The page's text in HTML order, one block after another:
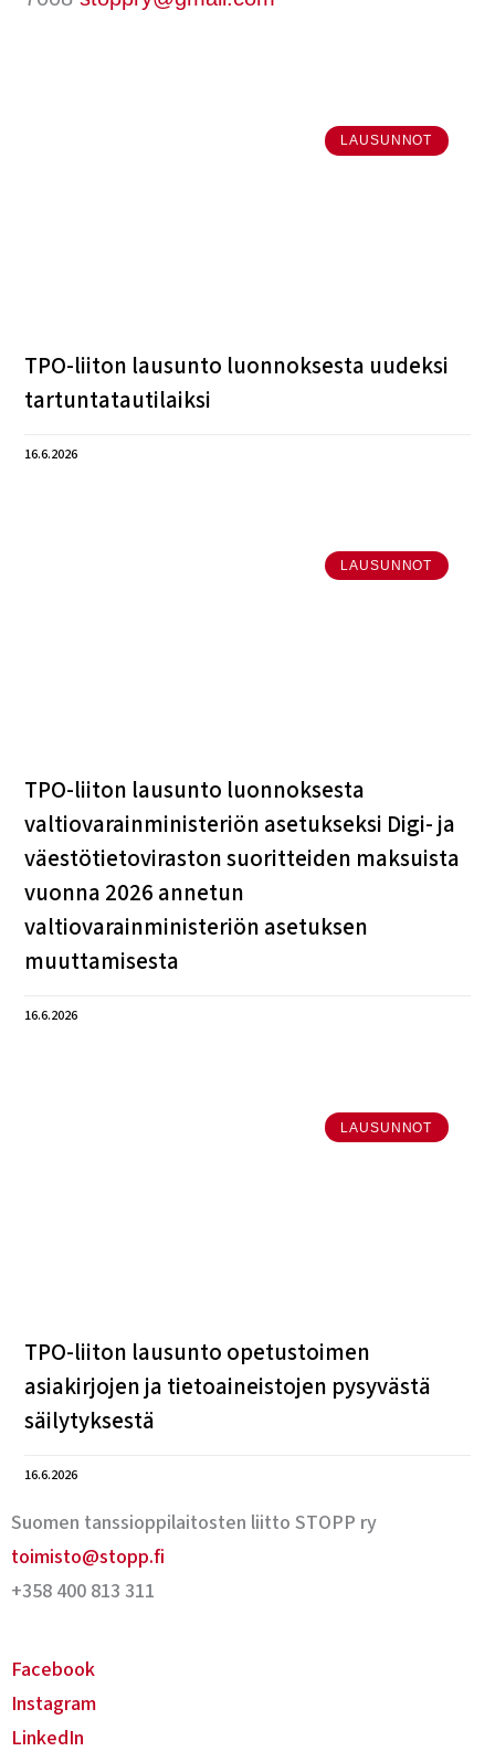
LAUSUNNOT
TPO-liiton lausunto luonnoksesta uudeksi
tartuntatautilaiksi
16.6.2026
LAUSUNNOT
TPO-liiton lausunto luonnoksesta
valtiovarainministeriön asetukseksi Digi- ja
väestötietoviraston suoritteiden maksuista
vuonna 2026 annetun
valtiovarainministeriön asetuksen
muuttamisesta
16.6.2026
LAUSUNNOT
TPO-liiton lausunto opetustoimen
asiakirjojen ja tietoaineistojen pysyvästä
säilytyksestä
16.6.2026
Suomen tanssioppilaitosten liitto STOPP ry
toimisto@stopp.fi
+358 400 813 311
Facebook
Instagram
LinkedIn